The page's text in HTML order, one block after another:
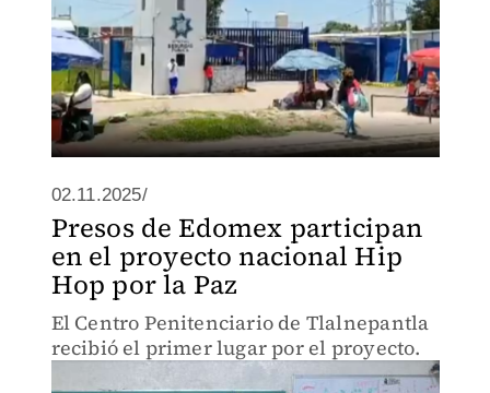
02.11.2025/
Presos de Edomex participan
en el proyecto nacional Hip
Hop por la Paz
El Centro Penitenciario de Tlalnepantla
recibió el primer lugar por el proyecto.